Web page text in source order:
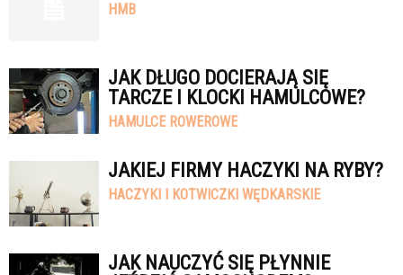
HMB
JAK DŁUGO DOCIERAJĄ SIĘ
TARCZE I KLOCKI HAMULCOWE?
HAMULCE ROWEROWE
JAKIEJ FIRMY HACZYKI NA RYBY?
HACZYKI I KOTWICZKI WĘDKARSKIE
JAK NAUCZYĆ SIĘ PŁYNNIE